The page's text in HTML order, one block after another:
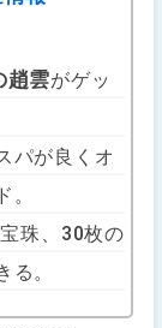
趙雲がゲッ
パが良くオ
珠、30枚の
。